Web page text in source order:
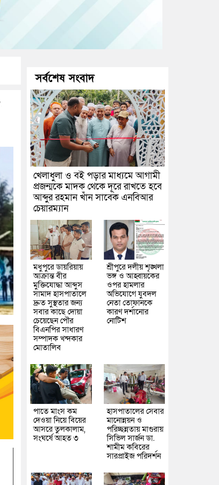
সর্বশেষ সংবাদ
খেলাধুলা ও বই পড়ার মাধ্যমে আগামী
প্রজন্মকে মাদক থেকে দূরে রাখতে হবে
আব্দুর রহমান খাঁন সাবেক এনবিআর
চেয়ারম্যান
মধুপুরে ডায়রিয়ায়
আক্রান্ত বীর
মুক্তিযোদ্ধা আব্দুস
সামাদ হাসপাতালে
দ্রুত সুস্থতার জন্য
সবার কাছে দোয়া
চেয়েছেন পৌর
বিএনপির সাধারণ
সম্পাদক খন্দকার
মোতালিব
শ্রীপুরে দলীয় শৃঙ্খলা
ভঙ্গ ও আহ্বায়কের
ওপর হামলার
অভিযোগে যুবদল
নেতা তোফানকে
কারণ দর্শানোর
নোটিশ
পাতে মাংস কম
দেওয়া নিয়ে বিয়ের
আসরে তুলকালাম,
সংঘর্ষে আহত ৩
হাসপাতালের সেবার
মানোন্নয়ন ও
পরিচ্ছন্নতায় মাগুরায়
সিভিল সার্জন ডা.
শামীম কবিরের
সারপ্রাইজ পরিদর্শন